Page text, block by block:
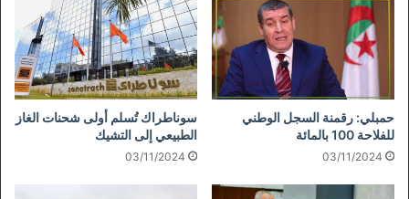
حمبلي: رقمنة السجل الوطني
للفلاحة 100 بالمائة
03/11/2024
سوناطراك تُسلم أولى شحنات الغاز
الطبيعي إلى التشيك
03/11/2024